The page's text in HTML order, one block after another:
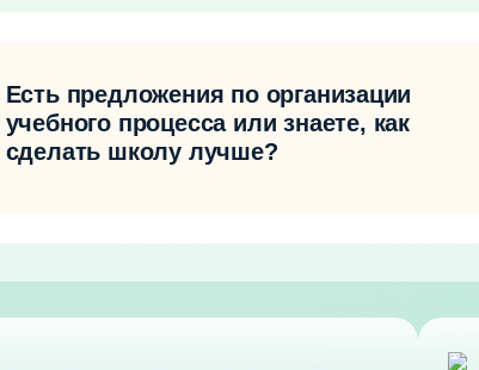
Есть предложения по организации
учебного процесса или знаете, как
сделать школу лучше?